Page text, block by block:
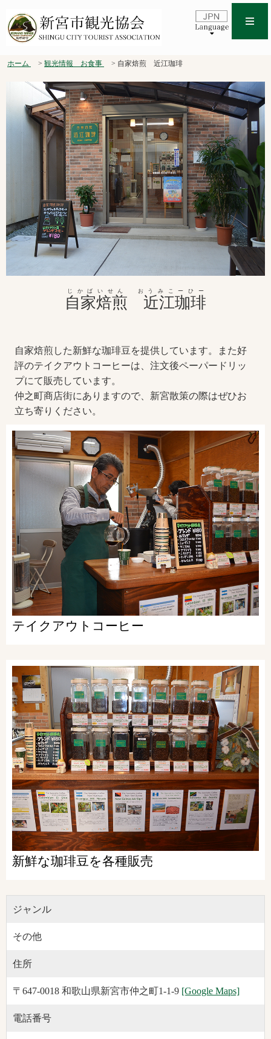
ホーム 観光情報 お食事 自家焙煎 近江珈琲
自家焙煎 近江珈琲
じかばいせん おうみこーひー
自家焙煎した新鮮な珈琲豆を提供しています。また好
評のテイクアウトコーヒーは、注文後ペーパードリッ
プにて販売しています。
仲之町商店街にありますので、新宮散策の際はぜひお
立ち寄りください。
テイクアウトコーヒー
新鮮な珈琲豆を各種販売
ジャンル
その他
住所
〒647-0018 和歌山県新宮市仲之町1‐1‐9 [Google Maps]
電話番号